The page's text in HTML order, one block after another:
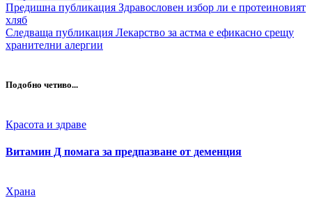
Предишна публикация Здравословен избор ли е протеиновият
хляб
Следваща публикация Лекарство за астма е ефикасно срещу
хранителни алергии
Подобно четиво...
Категория:
Красота и здраве
Витамин Д помага за предпазване от деменция
Категория:
Храна